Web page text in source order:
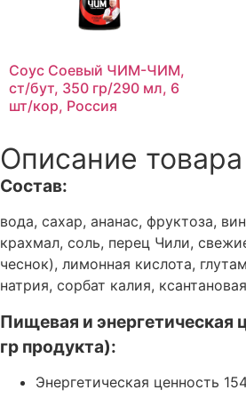
Соус Соевый ЧИМ-ЧИМ,
ст/бут, 350 гр/290 мл, 6
шт/кор, Россия
Описание товара
Состав:
вода, сахар, ананас, фруктоза,
крахмал, соль, перец Чили,
чеснок), лимонная кислота,
натрия, сорбат калия,
Пищевая и энергетическая
гр продукта):
Энергетическая ценность